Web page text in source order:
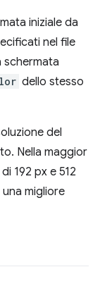
iniziale da
nel file
schermata
dello stesso
del
Nella maggior
192 px e 512
migliore